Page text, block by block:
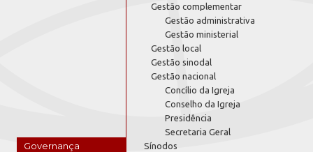
Governança
Gestão complementar
Gestão administrativa
Gestão ministerial
Gestão local
Gestão sinodal
Gestão nacional
Concílio da Igreja
Conselho da Igreja
Presidência
Secretaria Geral
Sínodos